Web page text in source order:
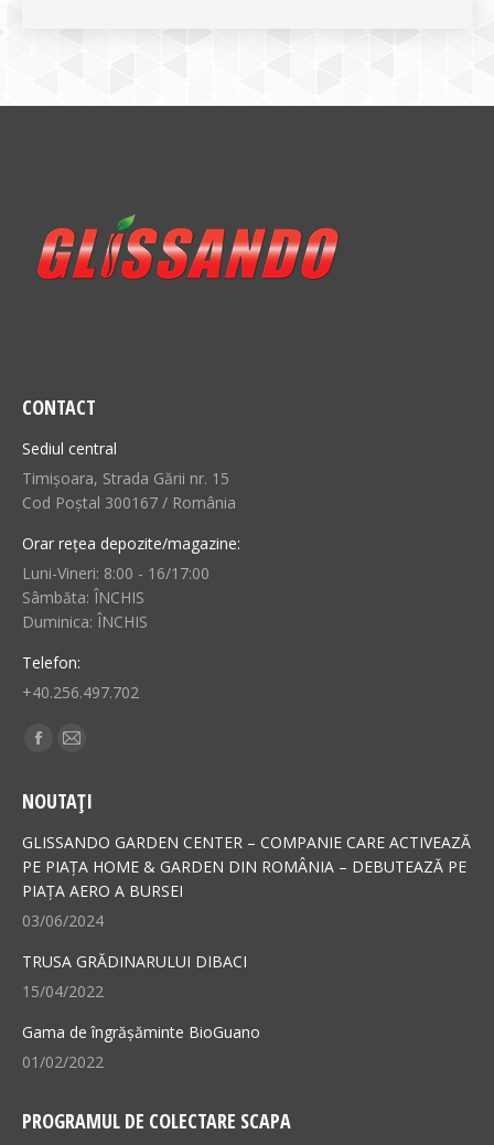
CONTACT
Sediul central
Timișoara, Strada Gării nr. 15
Cod Poștal 300167 / România
Orar rețea depozite/magazine:
Luni-Vineri: 8:00 - 16/17:00
Sâmbăta: ÎNCHIS
Duminica: ÎNCHIS
Telefon:
+40.256.497.702
Find us on:
Facebook
opens
in
new
window
Mail
opens
in
new
window
NOUTAȚI
GLISSANDO GARDEN CENTER – COMPANIE CARE ACTIVEAZĂ
PE PIAȚA HOME & GARDEN DIN ROMÂNIA – DEBUTEAZĂ PE
PIAȚA AERO A BURSEI
03/06/2024
TRUSA GRĂDINARULUI DIBACI
15/04/2022
Gama de îngrășăminte BioGuano
01/02/2022
PROGRAMUL DE COLECTARE SCAPA